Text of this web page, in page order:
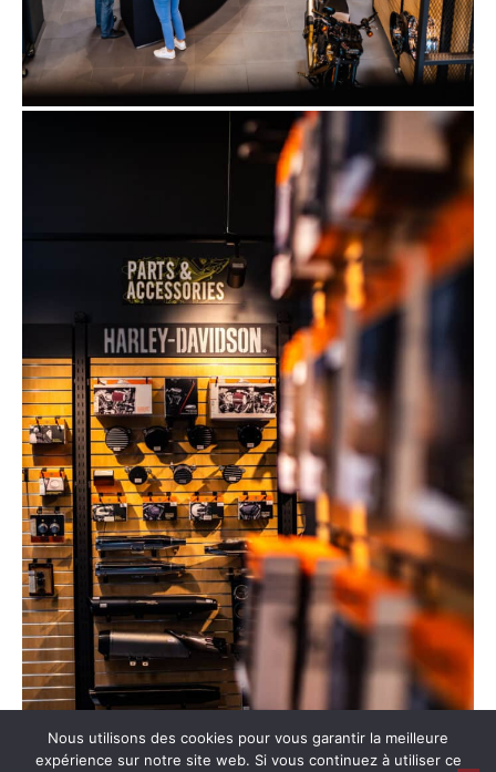
Nous utilisons des cookies pour vous garantir la meilleure
expérience sur notre site web. Si vous continuez à utiliser ce